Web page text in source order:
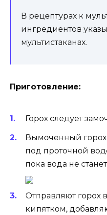
В рецептурах к
ингредиентов
мультистаканах.
Приготовление:
Горох следует
Вымоченный
под проточной
пока вода не
Отправляют горох
кипятком,